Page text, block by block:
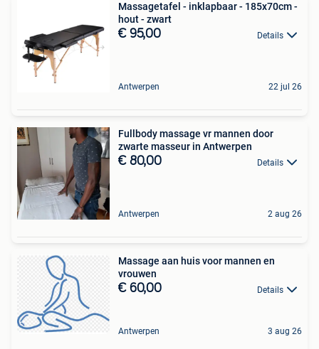
Massagetafel - inklapbaar - 185x70cm -
hout - zwart
€ 95,00 Details
Antwerpen 22 jul 26
Fullbody massage vr mannen door
zwarte masseur in Antwerpen
€ 80,00 Details
Antwerpen 2 aug 26
Massage aan huis voor mannen en
vrouwen
€ 60,00 Details
Antwerpen 3 aug 26